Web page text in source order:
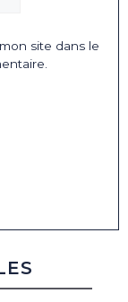
site dans le